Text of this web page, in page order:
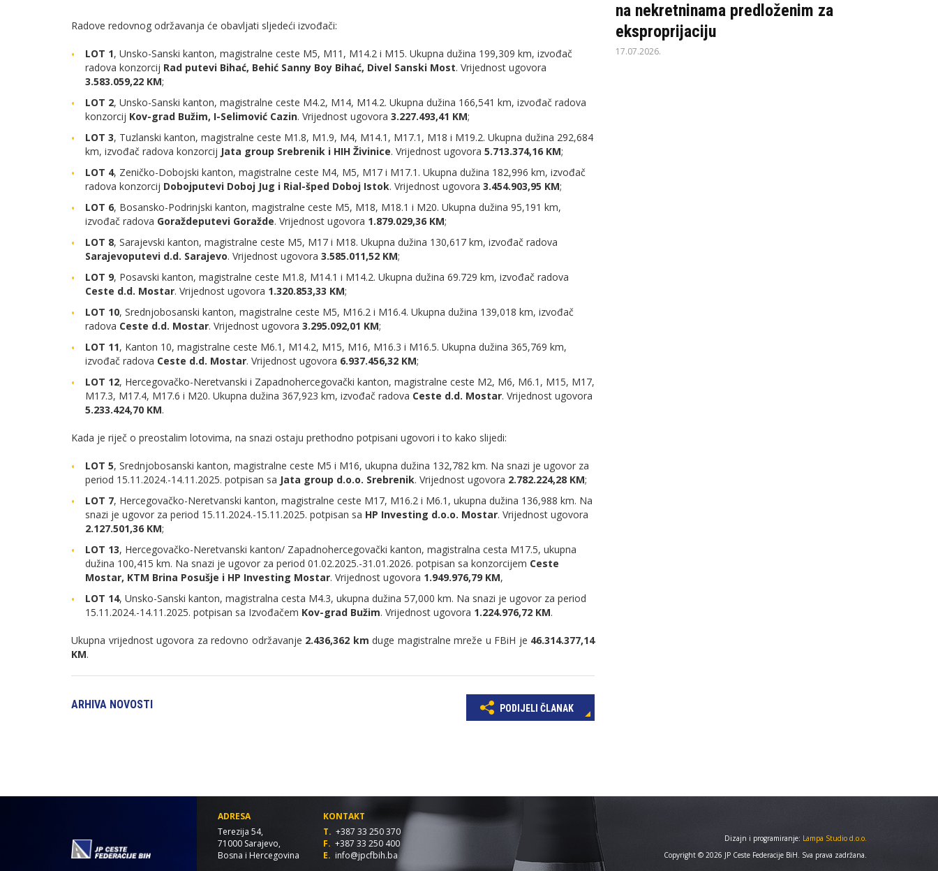
Radove redovnog održavanja će obavljati sljedeći izvođači:
LOT 1, Unsko-Sanski kanton, magistralne ceste M5, M11, M14.2 i M15. Ukupna dužina 199,309 km, izvođač
radova konzorcij Rad putevi Bihać, Behić Sanny Boy Bihać, Divel Sanski Most. Vrijednost ugovora
3.583.059,22 KM;
LOT 2, Unsko-Sanski kanton, magistralne ceste M4.2, M14, M14.2. Ukupna dužina 166,541 km, izvođač radova
konzorcij Kov-grad Bužim, I-Selimović Cazin. Vrijednost ugovora 3.227.493,41 KM;
LOT 3, Tuzlanski kanton, magistralne ceste M1.8, M1.9, M4, M14.1, M17.1, M18 i M19.2. Ukupna dužina 292,684
km, izvođač radova konzorcij Jata group Srebrenik i HIH Živinice. Vrijednost ugovora 5.713.374,16 KM;
LOT 4, Zeničko-Dobojski kanton, magistralne ceste M4, M5, M17 i M17.1. Ukupna dužina 182,996 km, izvođač
radova konzorcij Dobojputevi Doboj Jug i Rial-šped Doboj Istok. Vrijednost ugovora 3.454.903,95 KM;
LOT 6, Bosansko-Podrinjski kanton, magistralne ceste M5, M18, M18.1 i M20. Ukupna dužina 95,191 km,
izvođač radova Goraždeputevi Goražde. Vrijednost ugovora 1.879.029,36 KM;
LOT 8, Sarajevski kanton, magistralne ceste M5, M17 i M18. Ukupna dužina 130,617 km, izvođač radova
Sarajevoputevi d.d. Sarajevo. Vrijednost ugovora 3.585.011,52 KM;
LOT 9, Posavski kanton, magistralne ceste M1.8, M14.1 i M14.2. Ukupna dužina 69.729 km, izvođač radova
Ceste d.d. Mostar. Vrijednost ugovora 1.320.853,33 KM;
LOT 10, Srednjobosanski kanton, magistralne ceste M5, M16.2 i M16.4. Ukupna dužina 139,018 km, izvođač
radova Ceste d.d. Mostar. Vrijednost ugovora 3.295.092,01 KM;
LOT 11, Kanton 10, magistralne ceste M6.1, M14.2, M15, M16, M16.3 i M16.5. Ukupna dužina 365,769 km,
izvođač radova Ceste d.d. Mostar. Vrijednost ugovora 6.937.456,32 KM;
LOT 12, Hercegovačko-Neretvanski i Zapadnohercegovački kanton, magistralne ceste M2, M6, M6.1, M15, M17,
M17.3, M17.4, M17.6 i M20. Ukupna dužina 367,923 km, izvođač radova Ceste d.d. Mostar. Vrijednost ugovora
5.233.424,70 KM.
Kada je riječ o preostalim lotovima, na snazi ostaju prethodno potpisani ugovori i to kako slijedi:
LOT 5, Srednjobosanski kanton, magistralne ceste M5 i M16, ukupna dužina 132,782 km. Na snazi je ugovor za
period 15.11.2024.-14.11.2025. potpisan sa Jata group d.o.o. Srebrenik. Vrijednost ugovora 2.782.224,28 KM;
LOT 7, Hercegovačko-Neretvanski kanton, magistralne ceste M17, M16.2 i M6.1, ukupna dužina 136,988 km. Na
snazi je ugovor za period 15.11.2024.-15.11.2025. potpisan sa HP Investing d.o.o. Mostar. Vrijednost ugovora
2.127.501,36 KM;
LOT 13, Hercegovačko-Neretvanski kanton/ Zapadnohercegovački kanton, magistralna cesta M17.5, ukupna
dužina 100,415 km. Na snazi je ugovor za period 01.02.2025.-31.01.2026. potpisan sa konzorcijem Ceste
Mostar, KTM Brina Posušje i HP Investing Mostar. Vrijednost ugovora 1.949.976,79 KM,
LOT 14, Unsko-Sanski kanton, magistralna cesta M4.3, ukupna dužina 57,000 km. Na snazi je ugovor za period
15.11.2024.-14.11.2025. potpisan sa Izvođačem Kov-grad Bužim. Vrijednost ugovora 1.224.976,72 KM.
Ukupna vrijednost ugovora za redovno održavanje 2.436,362 km duge magistralne mreže u FBiH je 46.314.377,14
KM.
ARHIVA NOVOSTI PODIJELI ČLANAK
na nekretninama predloženim za
eksproprijaciju
17.07.2026.
ADRESA
Terezija 54,
71000 Sarajevo,
Bosna i Hercegovina
KONTAKT
T. +387 33 250 370
F. +387 33 250 400
E. info@jpcfbih.ba
Dizajn i programiranje: Lampa Studio d.o.o.
Copyright © 2026 JP Ceste Federacije BiH. Sva prava zadržana.